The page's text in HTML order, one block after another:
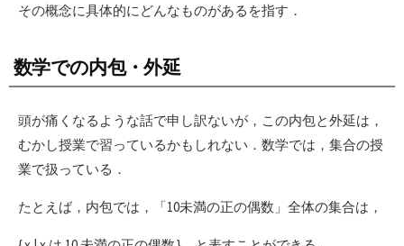
その概念に具体的にどんなものがあるを指す．
数学での内包・外延
頭が痛くなるような話で申し訳ないが，この内包と外延は，
むかし授業で習っているかもしれない．数学では，集合の授
業で扱っている．
たとえば，内包では，「10未満の正の偶数」全体の集合は，